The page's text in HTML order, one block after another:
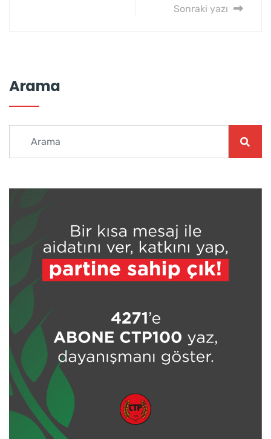
Sonraki yazı
Arama